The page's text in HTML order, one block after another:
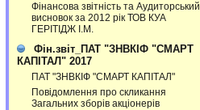
Фінансова звітність та Аудиторський
висновок за 2012 рік ТОВ КУА
ГЕРІТІДЖ І.М.
Фін.звіт_ПАТ "ЗНВКІФ "СМАРТ
КАПІТАЛ" 2017
ПАТ "ЗНВКІФ "СМАРТ КАПІТАЛ"
Повідомлення про скликання
Загальних зборів акціонерів